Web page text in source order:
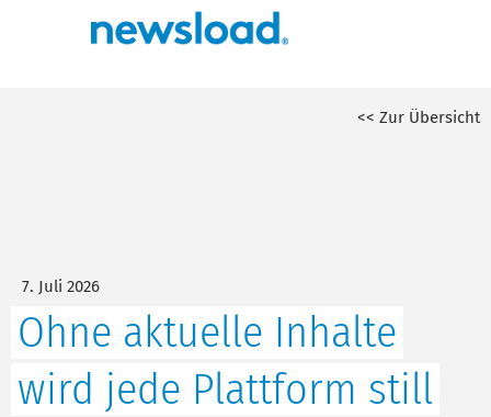
<< Zur Übersicht
7. Juli 2026
Ohne aktuelle Inhalte
wird jede Plattform still